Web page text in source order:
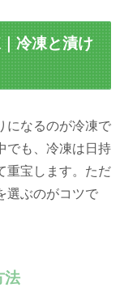
冷凍と漬け
になるのが冷凍で
でも、冷凍は日持
重宝します。ただ
選ぶのがコツで
法